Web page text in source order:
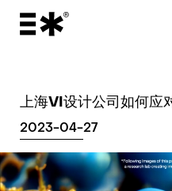
上海VI设计公司如何应
2023-04-27